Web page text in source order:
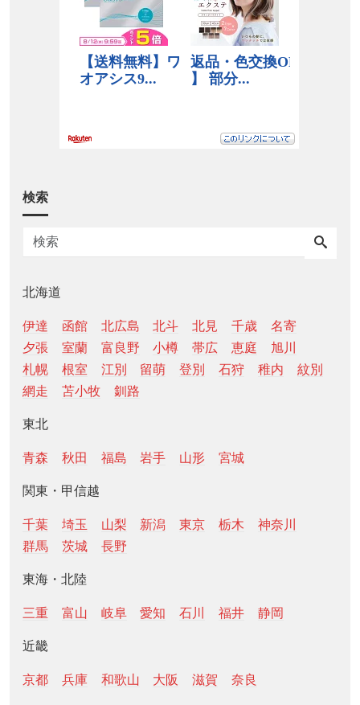
検索
北海道
伊達 函館 北広島 北斗 北見 千歳
名寄
夕張
室蘭 富良野 小樽 帯広 恵庭
旭川
札幌
根室 江別 留萌 登別 石狩 稚内
紋別
網走
苫小牧 釧路
東北
青森 秋田 福島 岩手 山形 宮城
関東・甲信越
千葉 埼玉 山梨 新潟 東京 栃木
神奈川
群馬
茨城 長野
東海・北陸
三重 富山 岐阜 愛知 石川 福井 静岡
近畿
京都 兵庫 和歌山 大阪 滋賀 奈良